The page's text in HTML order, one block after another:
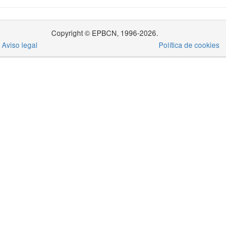
Copyright © EPBCN, 1996-2026.
Aviso legal Política de cookies